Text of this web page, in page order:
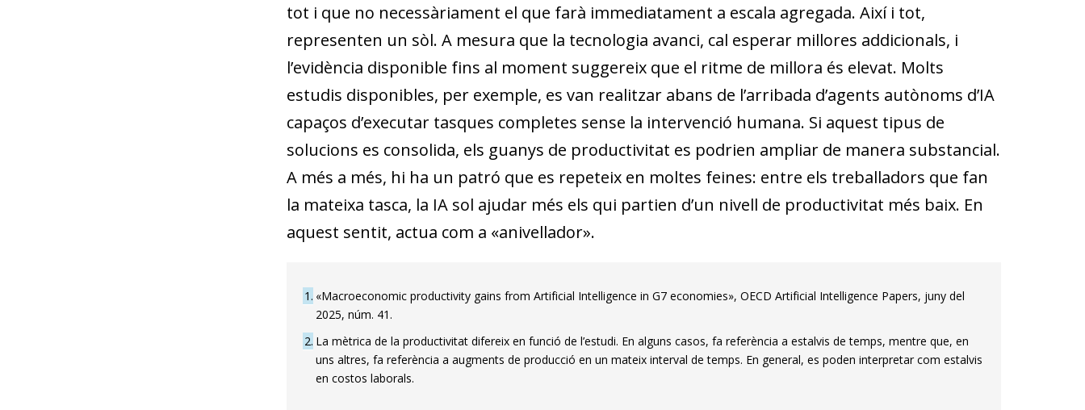
tot i que no necessàriament el que farà immediatament a escala agregada. Així i tot,
representen un sòl. A mesura que la tecnologia avanci, cal esperar millores addicionals, i
l’evidència disponible fins al moment suggereix que el ritme de millora és elevat. Molts
estudis disponibles, per exemple, es van realitzar abans de l’arribada d’agents autònoms d’IA
capaços d’executar tasques completes sense la intervenció humana. Si aquest tipus de
solucions es consolida, els guanys de productivitat es podrien ampliar de manera substancial.
A més a més, hi ha un patró que es repeteix en moltes feines: entre els treballadors que fan
la mateixa tasca, la IA sol ajudar més els qui partien d’un nivell de productivitat més baix. En
aquest sentit, actua com a «anivellador».
1 «Macroeconomic productivity gains from Artificial Intelligence in G7 economies», OECD Artificial Intelligence Papers, juny del
2025, núm. 41.
2 La mètrica de la productivitat difereix en funció de l’estudi. En alguns casos, fa referència a estalvis de temps, mentre que, en
uns altres, fa referència a augments de producció en un mateix interval de temps. En general, es poden interpretar com estalvis
en costos laborals.